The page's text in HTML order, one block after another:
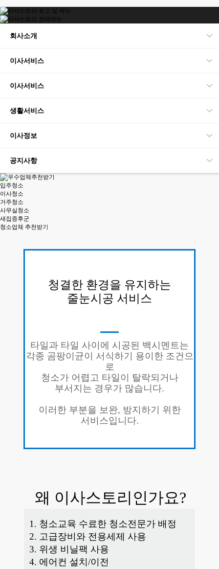
회사소개
이사서비스
이사서비스
생활서비스
이사정보
공지사항
입주청소
이사청소
거주청소
사무실청소
새집증후군
청소업체 추천받기
청결한 환경을 유지하는
줄눈시공 서비스
ㅡ
타일과 타일 사이에 시공된 백시멘트는
각종 곰팡이균이 서식하기 용이한 조건으
로
청소가 어렵고 타일이 탈락되거나
부서지는 경우가 많습니다.
이러한 부분을 보완, 방지하기 위한
서비스입니다.
왜 이사스토리인가요?
1. 청소교육 수료한 청소전문가 배정
2. 고급장비와 전용세제 사용
3. 위생 비닐팩 사용
4. 에어컨 설치/이전